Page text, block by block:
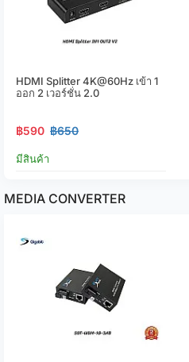
HDMI Splitter 4K@60Hz เข้า 1
ออก 2 เวอร์ชั่น 2.0
฿590 ฿650
มีสินค้า
MEDIA CONVERTER